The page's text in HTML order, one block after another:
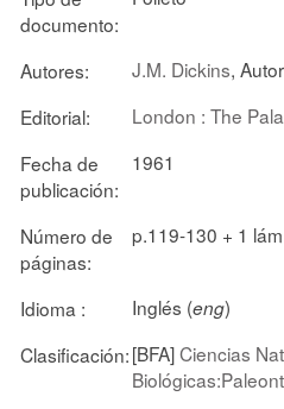
documento:
Autores: J.M. Dickins, Autor
Editorial:
London : The
Fecha de
publicación:
1961
Número de
páginas:
p.119-130 + 1 lám
Idioma : Inglés (eng)
Clasificación:[BFA]Ciencias